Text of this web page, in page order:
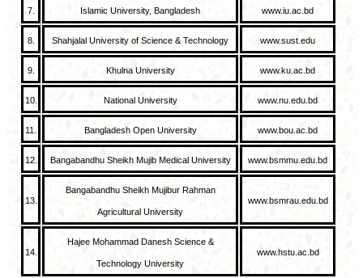
7. Islamic University, Bangladesh www.iu.ac.bd
8. Shahjalal University of Science & Technology www.sust.edu
9. Khulna University www.ku.ac.bd
10. National University www.nu.edu.bd
11. Bangladesh Open University www.bou.ac.bd
12. Bangabandhu Sheikh Mujib Medical University www.bsmmu.edu.bd
13.
Bangabandhu Sheikh Mujibur Rahman
Agricultural University
www.bsmrau.edu.bd
14.
Hajee Mohammad Danesh Science &
Technology University
www.hstu.ac.bd